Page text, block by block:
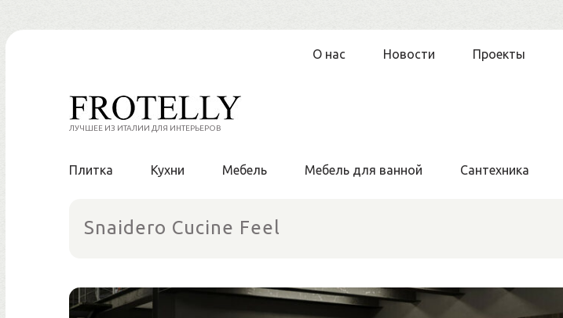
Перейти
О нас Новости Проекты
ЛУЧШЕЕ ИЗ ИТАЛИИ ДЛЯ ИНТЕРЬЕРОВ
Плитка Кухни Мебель Мебель для ванной Сантехника
Snaidero Cucine Feel